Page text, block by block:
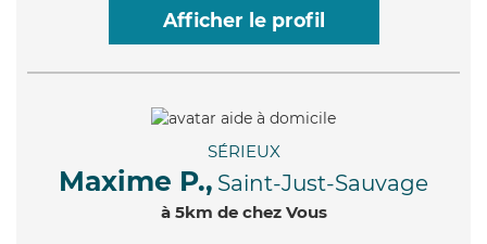
Afficher le profil
SÉRIEUX
Maxime P., Saint-Just-Sauvage
à 5km de chez Vous